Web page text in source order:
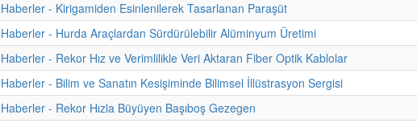
Haberler - Kirigamiden Esinlenilerek Tasarlanan Paraşüt
Haberler - Hurda Araçlardan Sürdürülebilir Alüminyum Üretimi
Haberler - Rekor Hız ve Verimlilikle Veri Aktaran Fiber Optik Kablolar
Haberler - Bilim ve Sanatın Kesişiminde Bilimsel İllüstrasyon Sergisi
Haberler - Rekor Hızla Büyüyen Başıboş Gezegen